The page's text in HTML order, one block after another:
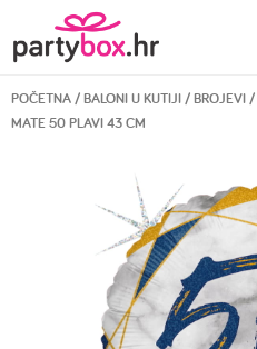
POČETNA/BALONI U KUTIJI/BROJEVI/
MATE 50 PLAVI 43 CM